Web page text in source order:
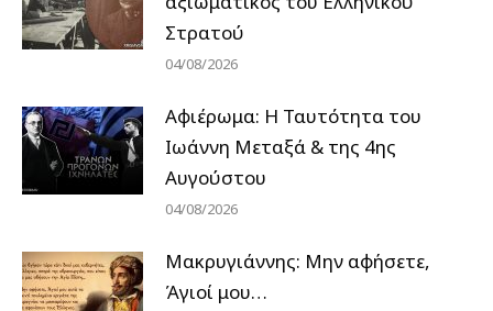
Στρατού
04/08/2026
Αφιέρωμα: Η Ταυτότητα του
Ιωάννη Μεταξά & της 4ης
Αυγούστου
04/08/2026
Μακρυγιάννης: Μην αφήσετε,
Άγιοί μου…